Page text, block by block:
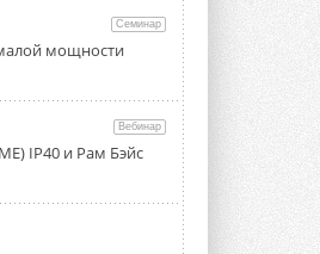
от 22,4 до 56 кВт.
трубопроводов ...
студенческих
лидеры 2026»
«ТИМ-лидеры»
2026 года ...
Семинар
мощности
Вебинар
IP40 и Рам Бэйс